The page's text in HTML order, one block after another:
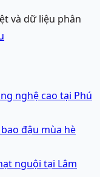
và dữ liệu phân
nghệ cao tại Phú
đậu mùa hè
nguội tại Lâm